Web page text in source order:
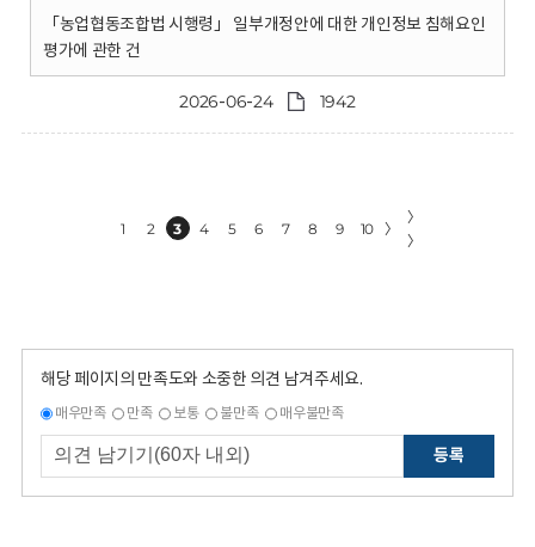
「농업협동조합법 시행령」 일부개정안에 대한 개인정보 침해요인
평가에 관한 건
2026-06-24 1942
1 2 3 4 5 6 7 8 9 10 〉
〉
〉
해당 페이지의 만족도와 소중한 의견 남겨주세요.
매우만족 만족 보통 불만족 매우불만족
등록